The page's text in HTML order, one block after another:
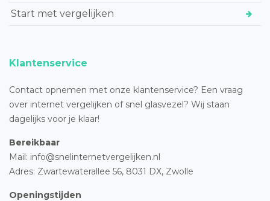
Start met vergelijken
Klantenservice
Contact opnemen met onze klantenservice? Een vraag
over internet vergelijken of snel glasvezel? Wij staan
dagelijks voor je klaar!
Bereikbaar
Mail: info@snelinternetvergelijken.nl
Adres: Zwartewaterallee 56, 8031 DX, Zwolle
Openingstijden